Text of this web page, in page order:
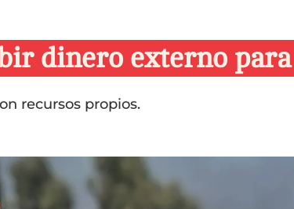
dinero externo
recursos propios.